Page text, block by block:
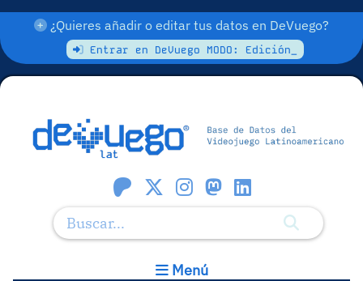
¿Quieres añadir o editar tus datos en DeVuego?
Entrar en DeVuego MODO: Edición_
Menú